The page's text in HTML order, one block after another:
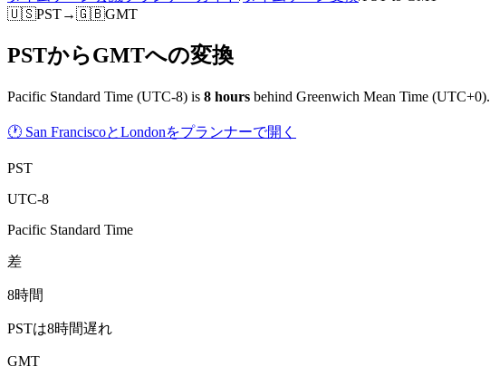
🇺🇸PST→🇬🇧GMT
PSTからGMTへの変換
Pacific Standard Time (UTC-8) is 8 hours behind Greenwich Mean Time (UTC+0).
🕐 San FranciscoとLondonをプランナーで開く
PST
UTC-8
Pacific Standard Time
差
8時間
PSTは8時間遅れ
GMT